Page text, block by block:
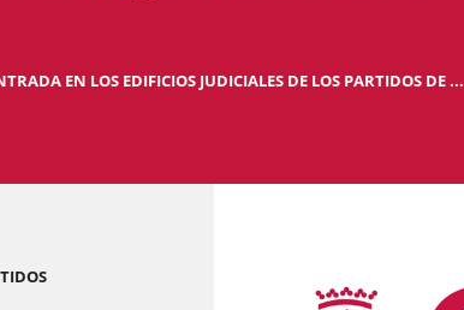
EN LOS EDIFICIOS JUDICIALES DE LOS PARTIDOS DE ...